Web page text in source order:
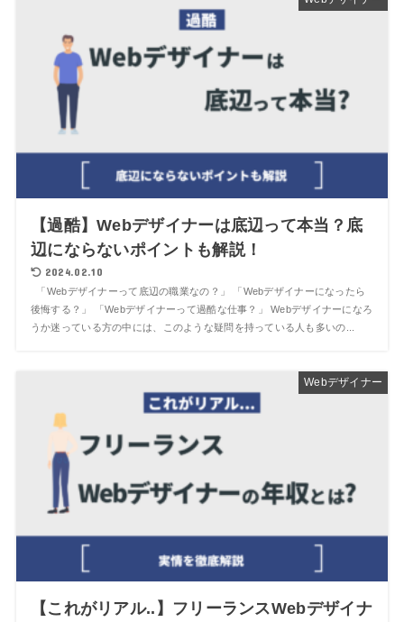
【過酷】Webデザイナーは底辺って本当？底
辺にならないポイントも解説！
2024.02.10
「Webデザイナーって底辺の職業なの？」 「Webデザイナーになったら
後悔する？」 「Webデザイナーって過酷な仕事？」 Webデザイナーになろ
うか迷っている方の中には、このような疑問を持っている人も多いの...
Webデザイナー
【これがリアル..】フリーランスWebデザイナ